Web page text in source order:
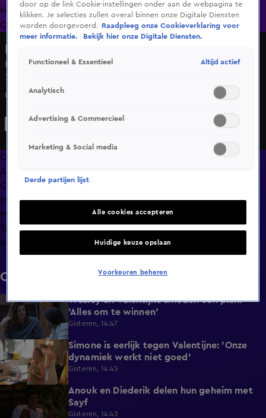
HomeUitzending Gemist Programma's De Bondgenoten
OranjezomerLivestreamsShop
Eindelijk sensa! Charissa is aan het genieten!
3 mrt 2025, 19:31
Charissa vermaakt zich enorm met de woedende Delano.
Overzicht
Afleveringen
Clips
Hoe is het nu met?
Macdate met Nick Eshuis
Terugblik
Info
Clips
0:26
Wesley en Valentijne smeden een plan:
'Alles om te winnen'
Gisteren, 14:47
1:12
Simone is eerlijk tegen Valentijne: 'Onze
dynamiek werkt niet goed'
Gisteren, 14:45
0:48
Anouk en Diederik delen hun geheim met
Sayf
Gisteren, 14:43
door op de link Cookie-instellingen onder aan de webpagina te
klikken. Je selecties zullen overal binnen onze Digitale Diensten
worden doorgevoerd.
Raadpleeg onze Cookieverklaring voor
meer informatie.
Bekijk hier onze Digitale Diensten.
Functioneel & Essentieel Altijd actief
Analytisch
Advertising & Commercieel
Marketing & Social media
Derde partijen lijst
Alle cookies accepteren
Huidige keuze opslaan
Voorkeuren beheren